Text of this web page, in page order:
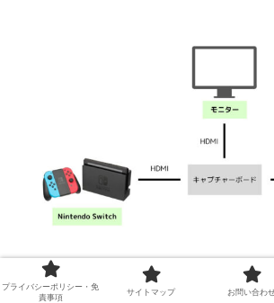
キャプチャーボードとは、
家庭用ゲー
プライバシーポリシー・免
責事項
サイトマップ お問い合わ